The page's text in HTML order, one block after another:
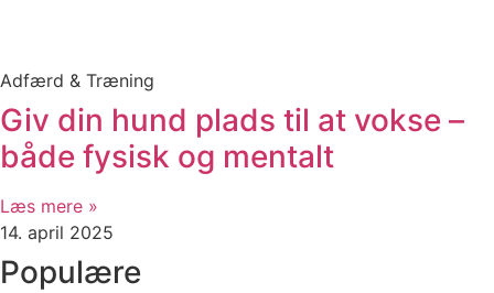
Adfærd & Træning
Giv din hund plads til at vokse –
både fysisk og mentalt
Læs mere »
14. april 2025
Populære